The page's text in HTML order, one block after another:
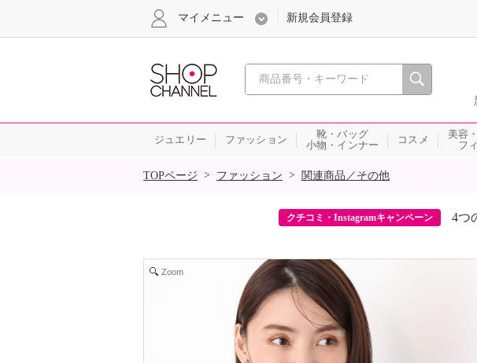
心おどる、瞬間を。通販・テレビショッピングの
マイメニュー 新規会員登録
ジュエリー ファッション
靴・バッグ
小物・インナー
コスメ
美容
フ
SALE
TOPページ > ファッション > 関連商品／その他
クチコミ・Instagramキャンペーン 4つ
Zoom